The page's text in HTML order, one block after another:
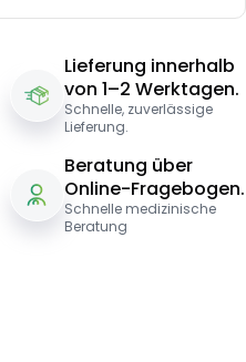
Lieferung innerhalb
von 1–2 Werktagen.
Schnelle, zuverlässige
Lieferung.
Beratung über
Online-Fragebogen.
Schnelle medizinische
Beratung